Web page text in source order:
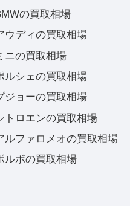
の買取相場
ウディの買取相場
ニの買取相場
ルシェの買取相場
ジョーの買取相場
トロエンの買取相場
ルファロメオの買取相場
ルボの買取相場